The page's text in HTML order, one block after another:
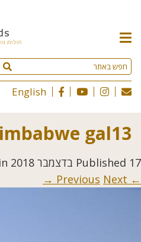
תפריט
האתר
English
gal13
Published 17 בדצמבר 2018 in
← Previous
Next →